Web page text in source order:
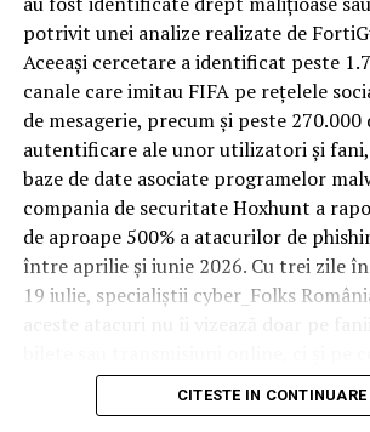
rezervări consecutive în aceeași
frecvență ridicată de utilizare pune
orice suprafață, iar pardoseala este
elemente afectate vizibil, mai ales în
patului și a ușii de acces.
În etapa de renovare sau construcție,
care iau în calcul mocheta trafic
cu rotație mare reduc riscul de uzură
decolorare vizibilă în punctele de
o decizie care ține mai puțin de stil și
după primele sezoane de utilizare
potrivit unei analize realizate de
Aceeași cercetare a identificat peste
canale care imitau FIFA pe rețelele
de mesagerie, precum și peste 270.000
autentificare ale unor utilizatori și
baze de date asociate programelor
compania de securitate Hoxhunt a
de aproape 500% a atacurilor de
între aprilie și iunie 2026. Cu trei zile
19 iulie, specialiștii cyber_Folks
conturile, dispozitivele și
utilizate de angajați.
CITESTE IN CONTINUARE